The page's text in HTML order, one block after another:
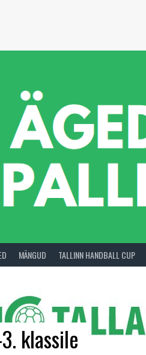
MÄNGUD TALLINN HANDBALL CUP
3. klassile